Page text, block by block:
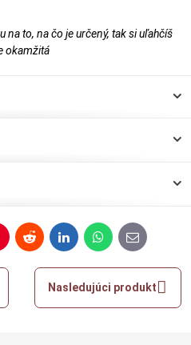
na to, na čo je určený, tak si uľahčíš
okamžitá
RedditLinkedInWhatsApp
E-
mail
Nasledujúci produkt